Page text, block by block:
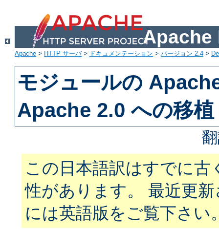
Apache
Apache > HTTP サーバ> ドキュメンテーション > バージョン 2.4 >
モジュールの
Apache 2.0 への移植
この日本語訳はすでに古
性があります。 最近更
には英語版をご覧下さい